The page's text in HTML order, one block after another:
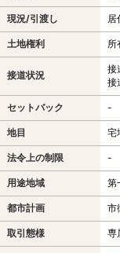
現況/引渡し 居
土地権利 所
接道状況
接
接
セットバック -
地目 宅
法令上の制限 -
用途地域 第
都市計画 市
取引態様 専